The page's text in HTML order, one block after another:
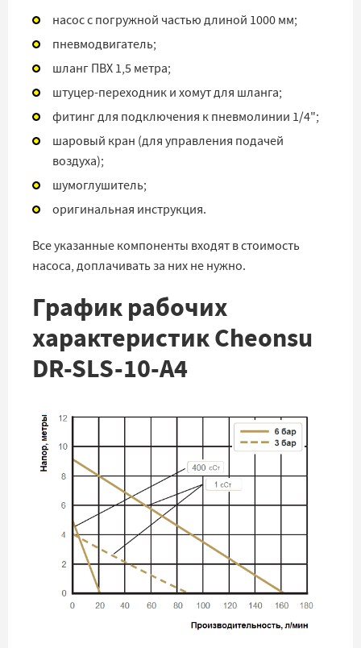
насос с погружной частью длиной 1000 мм;
пневмодвигатель;
шланг ПВХ 1,5 метра;
штуцер-переходник и хомут для шланга;
фитинг для подключения к пневмолинии 1/4";
шаровый кран (для управления подачей
воздуха);
шумоглушитель;
оригинальная инструкция.
Все указанные компоненты входят в стоимость
насоса, доплачивать за них не нужно.
График рабочих
характеристик Cheonsu
DR-SLS-10-A4